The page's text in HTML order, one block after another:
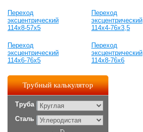
Переход
эксцентрический
114х8-57х5
Переход
эксцентрический
114х4-76х3,5
Переход
эксцентрический
114х6-76х5
Переход
эксцентрический
114х8-76х6
Трубный калькулятор
Труба
Сталь